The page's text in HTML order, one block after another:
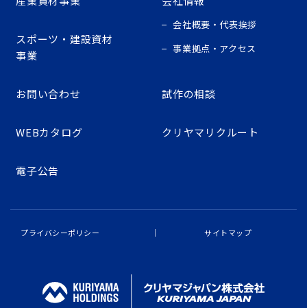
スポーツ・建設資材
事業
会社概要・代表挨拶
事業拠点・アクセス
お問い合わせ 試作の相談
WEBカタログ クリヤマリクルート
電子公告
プライバシーポリシー サイトマップ